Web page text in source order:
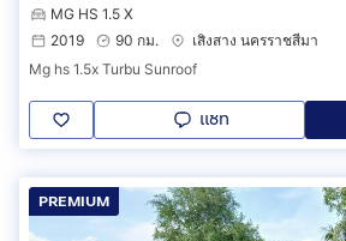
MG HS 1.5 X
2019
90 กม.
เสิงสาง นครราชสีมา
Mg hs 1.5x Turbu Sunroof
แชท
PREMIUM